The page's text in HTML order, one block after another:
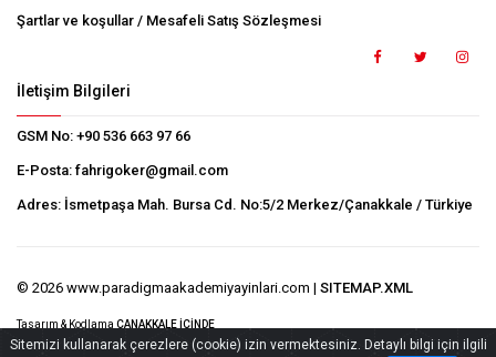
Şartlar ve koşullar / Mesafeli Satış Sözleşmesi
İletişim Bilgileri
GSM No: +90 536 663 97 66
E-Posta: fahrigoker@gmail.com
Adres: İsmetpaşa Mah. Bursa Cd. No:5/2 Merkez/Çanakkale / Türkiye
© 2026 www.paradigmaakademiyayinlari.com | SITEMAP.XML
Tasarım & Kodlama ÇANAKKALE İÇİNDE
Sitemizi kullanarak çerezlere (cookie) izin vermektesiniz. Detaylı bilgi için ilgili